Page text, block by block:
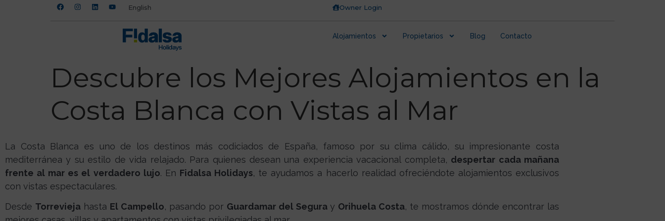
English Owner Login
Alojamientos Propietarios Blog Contacto
Descubre los Mejores Alojamientos en la
Costa Blanca con Vistas al Mar
La Costa Blanca es uno de los destinos más codiciados de España, famoso por su clima cálido, su impresionante costa
mediterránea y su estilo de vida relajado. Para quienes desean una experiencia vacacional completa, despertar cada mañana
frente al mar es el verdadero lujo. En Fidalsa Holidays, te ayudamos a hacerlo realidad ofreciéndote alojamientos exclusivos
con vistas espectaculares.
Desde Torreviejahasta El Campello, pasando por Guardamar del Seguray Orihuela Costa, te mostramos dónde encontrar las